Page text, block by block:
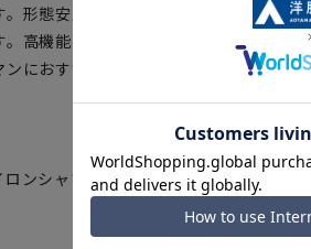
形態安定加工シャツのため、ご家庭で
高機能で着心地よく、スッキリ見える
におすすめです。
ンシャツ。進化した合繊素材ならでは